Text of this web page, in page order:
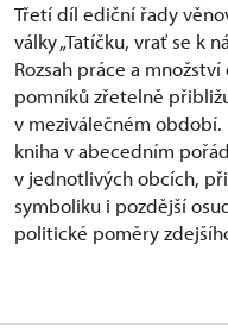
Třetí díl ediční řady
války „Tatíčku, vrať se k
Rozsah práce a
pomníků zřetelně
v meziválečném
kniha v abecedním
v jednotlivých obcích,
symboliku i pozdější
politické poměry